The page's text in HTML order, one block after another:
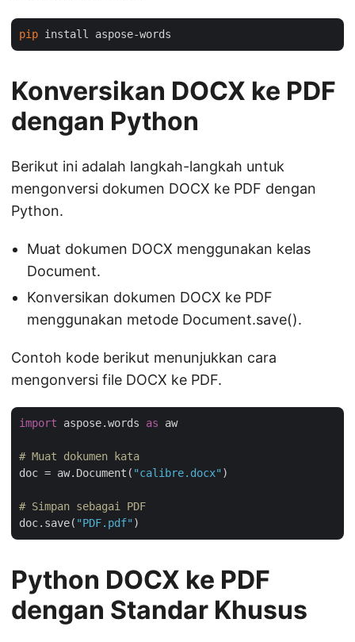
pip
Konversikan DOCX ke PDF
dengan Python
Berikut ini adalah langkah-langkah untuk
mengonversi dokumen DOCX ke PDF dengan
Python.
Muat dokumen DOCX menggunakan kelas
Document.
Konversikan dokumen DOCX ke PDF
menggunakan metode Document.save().
Contoh kode berikut menunjukkan cara
mengonversi file DOCX ke PDF.
import aspose.words as aw
# Muat dokumen kata
doc = aw.Document( "calibre.docx" )
# Simpan sebagai PDF
doc.save( "PDF.pdf"
Python DOCX ke PDF
dengan Standar Khusus